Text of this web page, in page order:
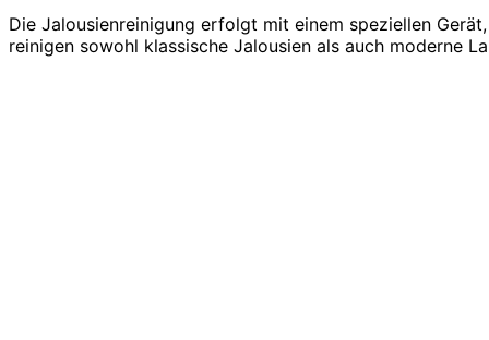
Die Jalousienreinigung erfolgt mit einem speziellen
reinigen sowohl klassische Jalousien als auch moderne